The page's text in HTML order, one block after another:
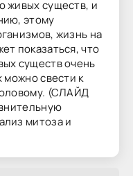
живых существ, и
этому
жизнь на
показаться, что
существ очень
можно свести к
(СЛАЙД
митоза и